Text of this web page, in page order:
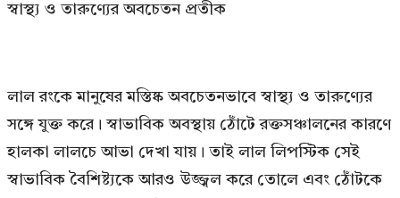
স্বাস্থ্য ও তারুণ্যের অবচেতন প্রতীক
লাল রংকে মানুষের মস্তিষ্ক অবচেতনভাবে স্বাস্থ্য ও তারুণ্যের
সঙ্গে যুক্ত করে। স্বাভাবিক অবস্থায় ঠোঁটে রক্তসঞ্চালনের কারণে
হালকা লালচে আভা দেখা যায়। তাই লাল লিপস্টিক সেই
স্বাভাবিক বৈশিষ্ট্যকে আরও উজ্জ্বল করে তোলে এবং ঠোঁটকে